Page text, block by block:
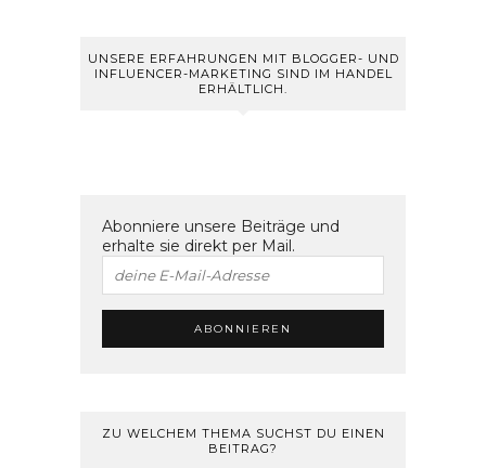
UNSERE ERFAHRUNGEN MIT BLOGGER- UND
INFLUENCER-MARKETING SIND IM HANDEL
ERHÄLTLICH.
Abonniere unsere Beiträge und
erhalte sie direkt per Mail.
ZU WELCHEM THEMA SUCHST DU EINEN
BEITRAG?